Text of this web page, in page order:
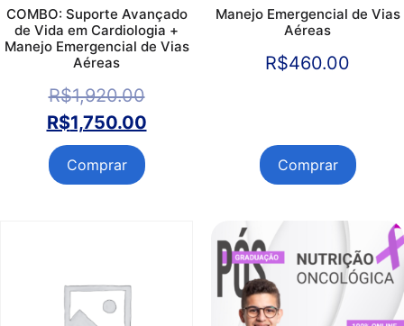
COMBO: Suporte Avançado
de Vida em Cardiologia +
Manejo Emergencial de Vias
Aéreas
R$1,920.00
R$1,750.00
Comprar
Manejo Emergencial de Vias
Aéreas
R$460.00
Comprar